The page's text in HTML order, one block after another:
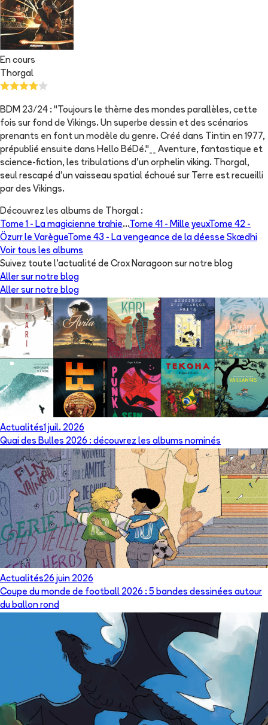
En cours
Thorgal
BDM 23/24 : "Toujours le thème des mondes parallèles, cette
fois sur fond de Vikings. Un superbe dessin et des scénarios
prenants en font un modèle du genre. Créé dans Tintin en 1977,
prépublié ensuite dans Hello BéDé."__ Aventure, fantastique et
science-fiction, les tribulations d'un orphelin viking. Thorgal,
seul rescapé d'un vaisseau spatial échoué sur Terre est recueilli
par des Vikings.
Découvrez les albums de Thorgal :
Tome 1 - La magicienne trahie...Tome 41 - Mille yeuxTome 42 -
Özurr le VarègueTome 43 - La vengeance de la déesse Skædhi
Voir tous les albums
Suivez toute l'actualité de Crox Naragoon sur notre blog
Aller sur notre blog
Aller sur notre blog
Actualités1 juil. 2026
Quai des Bulles 2026 : découvrez les albums nominés
Actualités26 juin 2026
Coupe du monde de football 2026 : 5 bandes dessinées autour
du ballon rond